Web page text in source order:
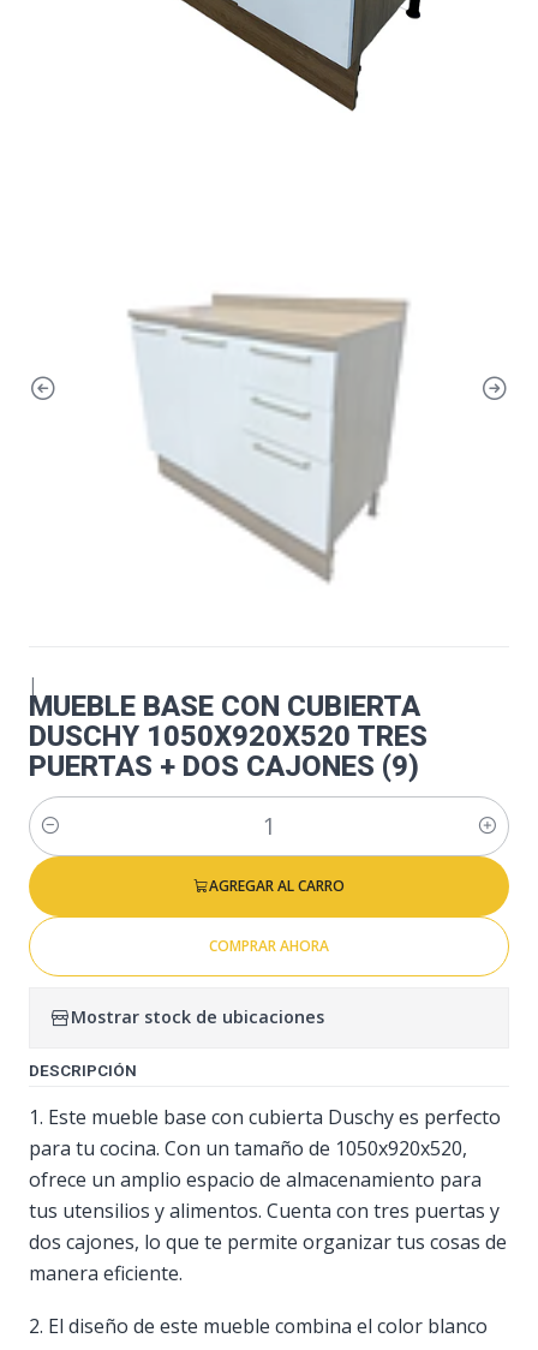
|
MUEBLE BASE CON CUBIERTA
DUSCHY 1050X920X520 TRES
PUERTAS + DOS CAJONES (9)
Cantidad
AGREGAR AL CARRO
COMPRAR AHORA
Mostrar stock de ubicaciones
DESCRIPCIÓN
1. Este mueble base con cubierta Duschy es perfecto
para tu cocina. Con un tamaño de 1050x920x520,
ofrece un amplio espacio de almacenamiento para
tus utensilios y alimentos. Cuenta con tres puertas y
dos cajones, lo que te permite organizar tus cosas de
manera eficiente.
2. El diseño de este mueble combina el color blanco